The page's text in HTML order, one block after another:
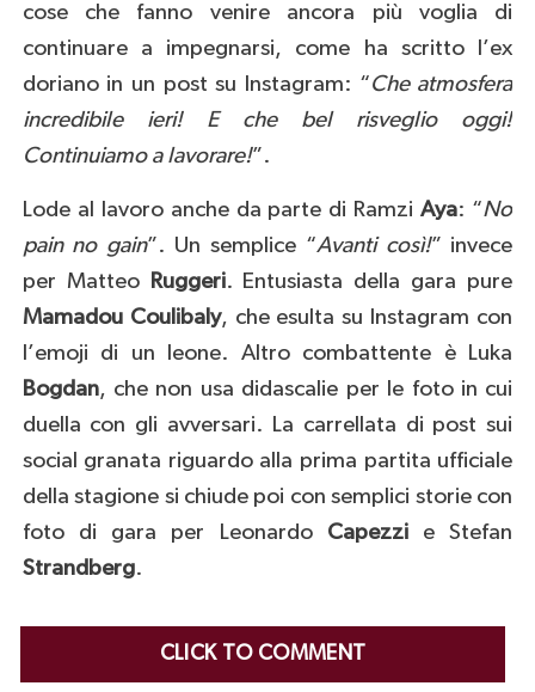
cose che fanno venire ancora più voglia di
continuare a impegnarsi, come ha scritto l’ex
doriano in un post su Instagram: “Che atmosfera
incredibile ieri! E che bel risveglio oggi!
Continuiamo a lavorare!”.
Lode al lavoro anche da parte di RamziAya: “No
pain no gain”. Un semplice “Avanti così!” invece
per Matteo
Ruggeri. Entusiasta della gara pure
Mamadou Coulibaly, che esulta su Instagram con
l’emoji di un leone. Altro combattente è Luka
Bogdan, che non usa didascalie per le foto in cui
duella con gli avversari. La carrellata di post sui
social granata riguardo alla prima partita ufficiale
della stagione si chiude poi con semplici storie con
foto di gara per Leonardo Capezzie Stefan
Strandberg.
CLICK TO COMMENT